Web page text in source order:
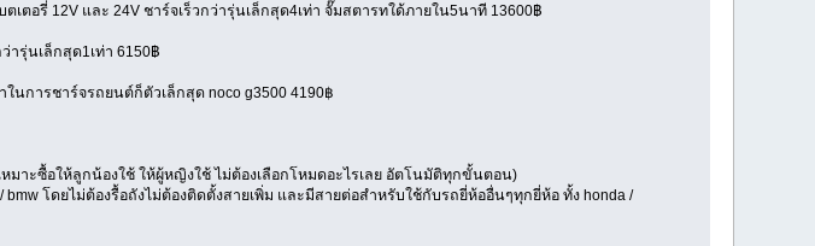
เตอรี่ 12V และ 24V ชาร์จเร็วกว่ารุ่นเล็กสุด4เท่า จั๊มสตารทใด้ภายใน5นาที 13600฿
ารุ่นเล็กสุด1เท่า 6150฿
นการชาร์จรถยนต์ก็ตัวเล็กสุด noco g3500 4190฿
มาะซื้อให้ลูกน้องใช้ ให้ผู้หญิงใช้ ไม่ต้องเลือกโหมดอะไรเลย อัตโนมัติทุกขั้นตอน)
โดยไม่ต้องรื้อถังไม่ต้องติดตั้งสายเพิ่ม และมีสายต่อสำหรับใช้กับรถยี่ห้ออื่นๆทุกยี่ห้อ ทั้ง honda /